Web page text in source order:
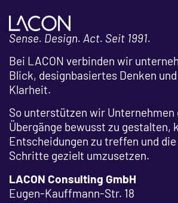
Sense. Design. Act. Seit 1991.
Bei LACON verbinden wir
Blick, designbasiertes Denken
Klarheit.
So unterstützen wir
Übergänge bewusst zu gestalten,
Entscheidungen zu treffen und
Schritte gezielt umzusetzen.
LACON Consulting GmbH
Eugen-Kauffmann-Str. 18